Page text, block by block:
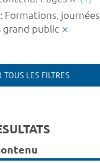
Formations, journées
grand public
TOUS LES FILTRES